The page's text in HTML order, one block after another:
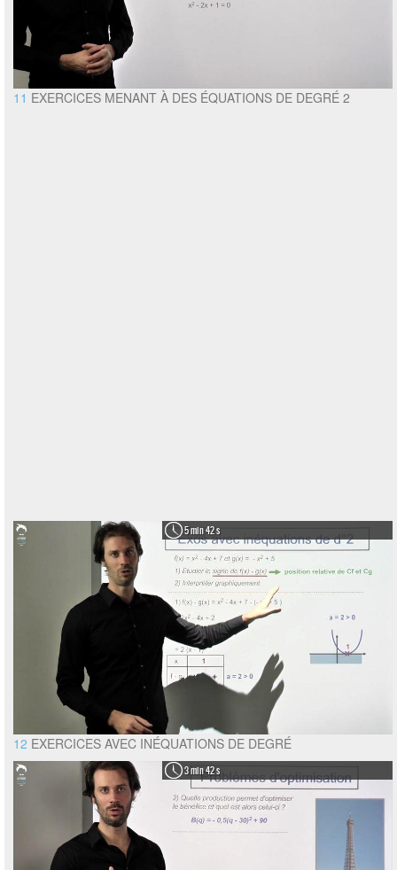
11 EXERCICES MENANT À DES ÉQUATIONS DE DEGRÉ 2
5 min 42 s
12 EXERCICES AVEC INÉQUATIONS DE DEGRÉ
3 min 42 s